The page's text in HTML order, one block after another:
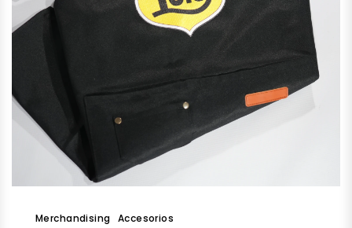
Merchandising Accesorios